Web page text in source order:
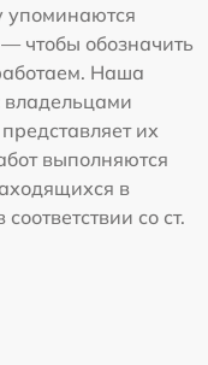
упоминаются
чтобы обозначить
Наша
их
выполняются
в
со ст.